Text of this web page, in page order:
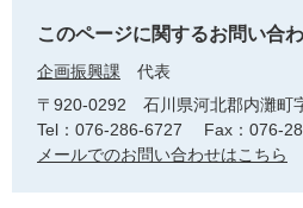
このページに関するお問い合
企画振興課
代表
〒920-0292
石川県河北郡内灘町
Tel：076-286-6727
Fax：076-
メールでのお問い合わせはこちら